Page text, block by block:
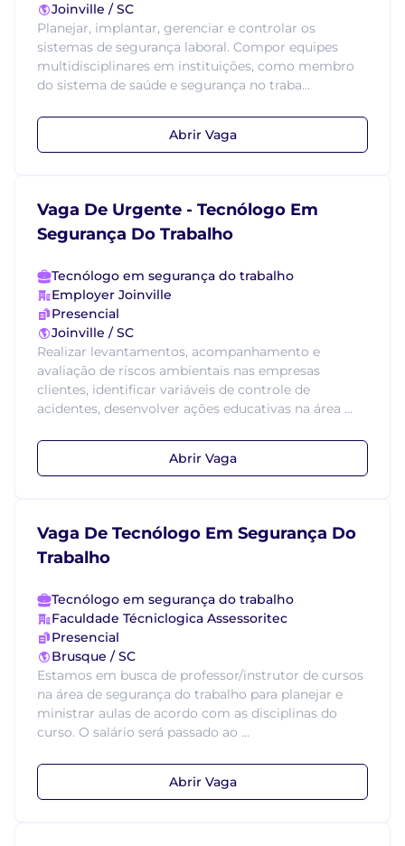
Joinville / SC
Planejar, implantar, gerenciar e controlar os
sistemas de segurança laboral. Compor equipes
multidisciplinares em instituições, como membro
do sistema de saúde e segurança no traba...
Abrir Vaga
Vaga De Urgente - Tecnólogo Em
Segurança Do Trabalho
Tecnólogo em segurança do trabalho
Employer Joinville
Presencial
Joinville / SC
Realizar levantamentos, acompanhamento e
avaliação de riscos ambientais nas empresas
clientes, identificar variáveis de controle de
acidentes, desenvolver ações educativas na área ...
Abrir Vaga
Vaga De Tecnólogo Em Segurança Do
Trabalho
Tecnólogo em segurança do trabalho
Faculdade Técniclogica Assessoritec
Presencial
Brusque / SC
Estamos em busca de professor/instrutor de cursos
na área de segurança do trabalho para planejar e
ministrar aulas de acordo com as disciplinas do
curso. O salário será passado ao ...
Abrir Vaga